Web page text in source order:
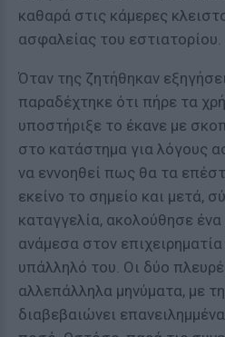
καθαρά στις κάμερες
ασφαλείας του εστιατορίου.
Όταν της ζητήθηκαν
παραδέχτηκε ότι πήρε τα
υποστήριξε το έκανε με
στο κατάστημα για λόγους
να εννοηθεί πως θα τα
εκείνο το σημείο και μετά,
καταγγελία, ακολούθησε
ανάμεσα στον
υπάλληλό του. Οι δύο
αλλεπάλληλα μηνύματα, με
διαβεβαιώνει